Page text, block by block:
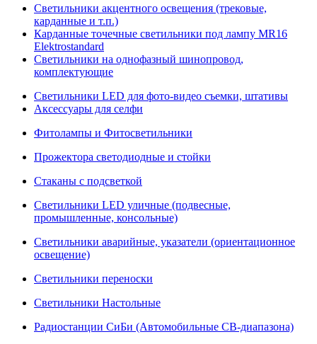
Светильники акцентного освещения (трековые,
карданные и т.п.)
Карданные точечные светильники под лампу MR16
Elektrostandard
Светильники на однофазный шинопровод,
комплектующие
Светильники LED для фото-видео съемки, штативы
Аксессуары для селфи
Фитолампы и Фитосветильники
Прожектора светодиодные и стойки
Стаканы с подсветкой
Светильники LED уличные (подвесные,
промышленные, консольные)
Светильники аварийные, указатели (ориентационное
освещение)
Светильники переноски
Светильники Настольные
Радиостанции СиБи (Автомобильные СВ-диапазона)